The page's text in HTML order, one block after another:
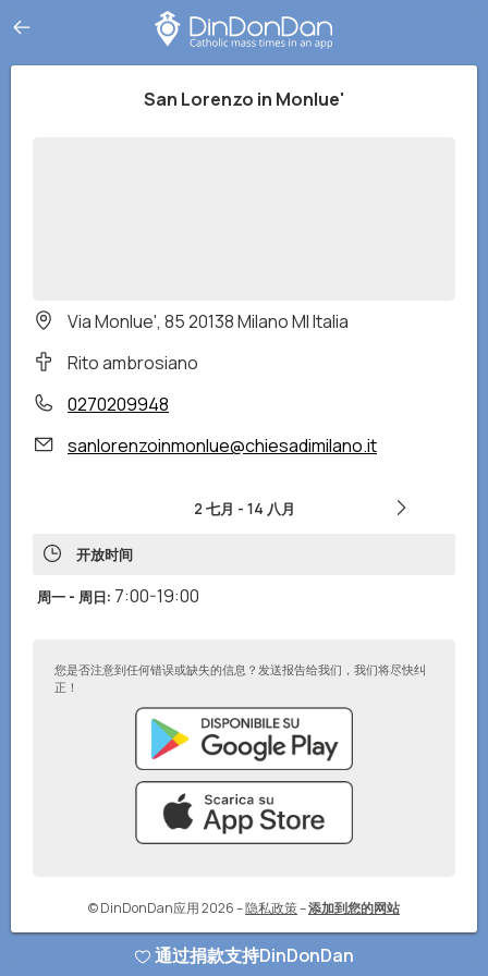
San Lorenzo in Monlue'
Via Monlue', 85 20138 Milano MI Italia
Rito ambrosiano
0270209948
sanlorenzoinmonlue@chiesadimilano.it
2 七月 - 14 八月
开放时间
周一 - 周日: 7:00-19:00
您是否注意到任何错误或缺失的信息？发送报告给我们，我们将尽快纠
正！
© DinDonDan应用 2026–隐私政策–添加到您的网站
通过捐款支持DinDonDan